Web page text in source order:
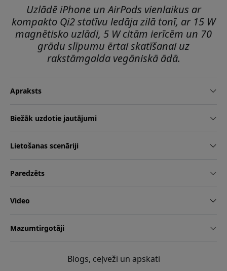
Uzlādē iPhone un AirPods vienlaikus ar
kompakto Qi2 statīvu ledāja zilā tonī, ar 15 W
magnētisko uzlādi, 5 W citām ierīcēm un 70
grādu slīpumu ērtai skatīšanai uz
rakstāmgalda vegāniskā ādā.
Apraksts
Biežāk uzdotie jautājumi
Lietošanas scenāriji
Paredzēts
Video
Mazumtirgotāji
Blogs, ceļveži un apskati